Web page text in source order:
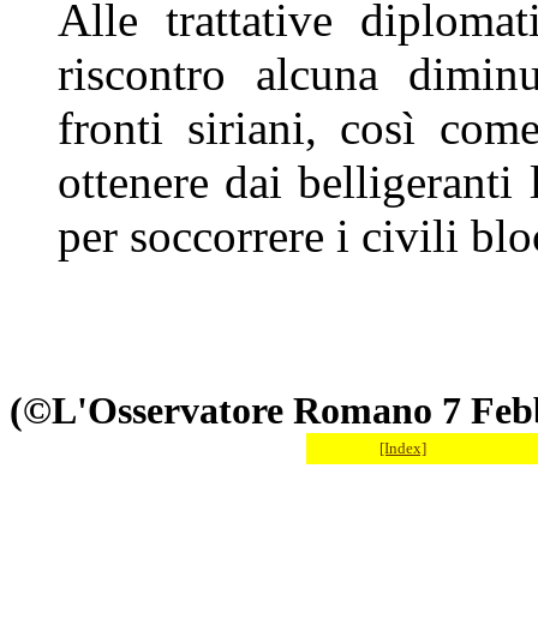
Alle trattative
riscontro alcuna
fronti siriani, così
ottenere dai
per soccorrere i civili
(©L'Osservatore Romano 7
[Index]